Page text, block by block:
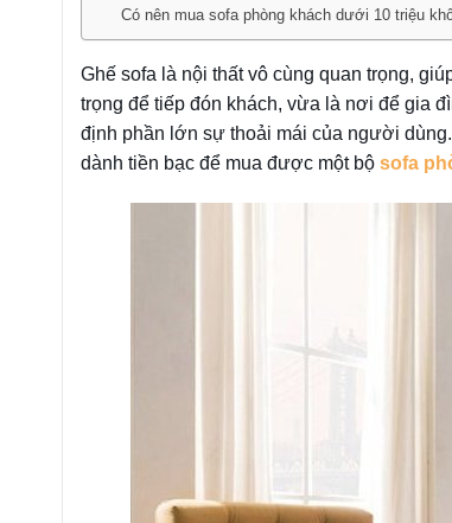
Có nên mua sofa phòng khách dưới 10 triệu
Ghế sofa là nội thất vô cùng quan trọng,
trọng để tiếp đón khách, vừa là nơi để gia
định phần lớn sự thoải mái của người
dành tiền bạc để mua được một bộ sofa